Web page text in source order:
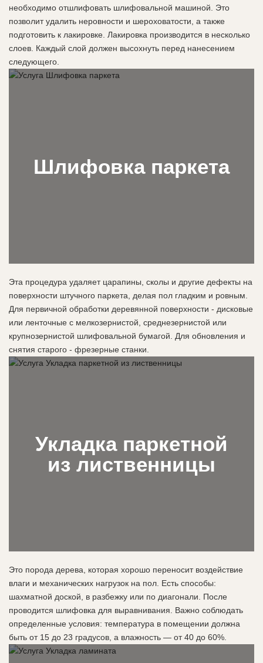
необходимо отшлифовать шлифовальной машиной. Это
позволит удалить неровности и шероховатости, а также
подготовить к лакировке. Лакировка производится в несколько
слоев. Каждый слой должен высохнуть перед нанесением
следующего.
Шлифовка паркета
Эта процедура удаляет царапины, сколы и другие дефекты на
поверхности штучного паркета, делая пол гладким и ровным.
Для первичной обработки деревянной поверхности - дисковые
или ленточные с мелкозернистой, среднезернистой или
крупнозернистой шлифовальной бумагой. Для обновления и
снятия старого - фрезерные станки.
Укладка паркетной
из лиственницы
Это порода дерева, которая хорошо переносит воздействие
влаги и механических нагрузок на пол. Есть способы:
шахматной доской, в разбежку или по диагонали. После
проводится шлифовка для выравнивания. Важно соблюдать
определенные условия: температура в помещении должна
быть от 15 до 23 градусов, а влажность — от 40 до 60%.